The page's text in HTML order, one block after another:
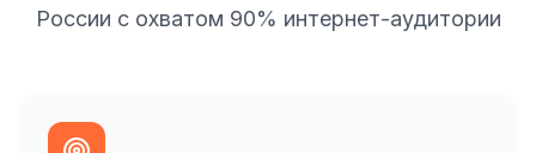
России с охватом 90% интернет-аудитории